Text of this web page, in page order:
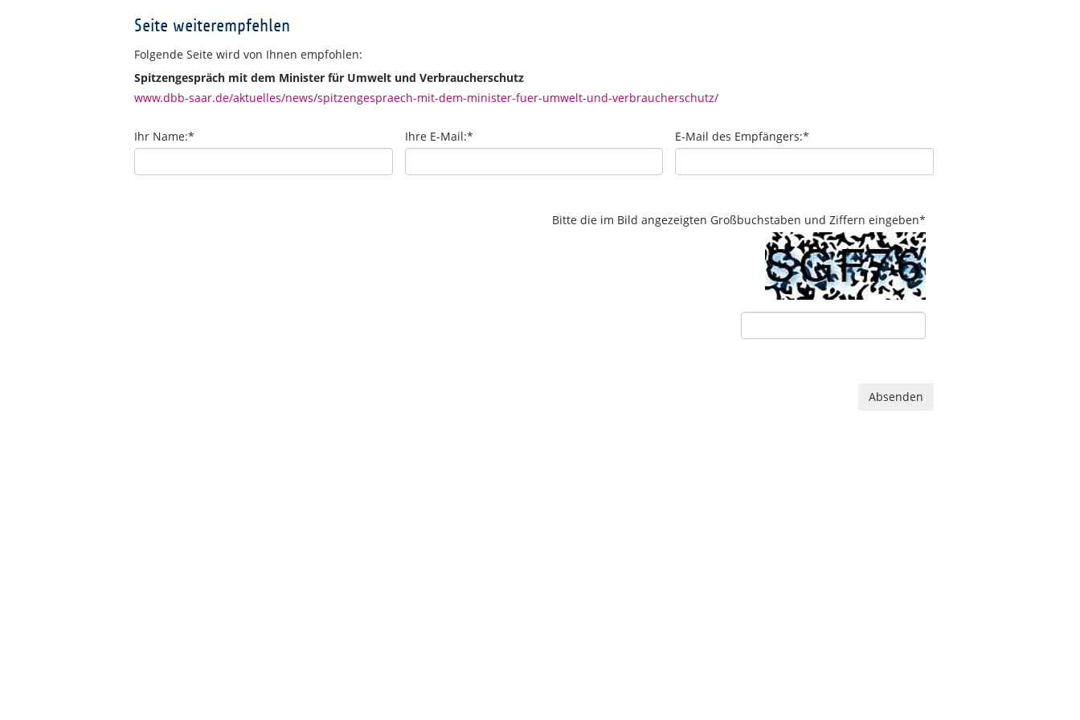
Seite weiterempfehlen
Folgende Seite wird von Ihnen empfohlen:
Spitzengespräch mit dem Minister für Umwelt und Verbraucherschutz
www.dbb-saar.de/aktuelles/news/spitzengespraech-mit-dem-minister-fuer-umwelt-und-verbraucherschutz/
Ihr Name:* Ihre E-Mail:* E-Mail des Empfängers:*
Bitte die im Bild angezeigten Großbuchstaben und Ziffern eingeben*
Absenden